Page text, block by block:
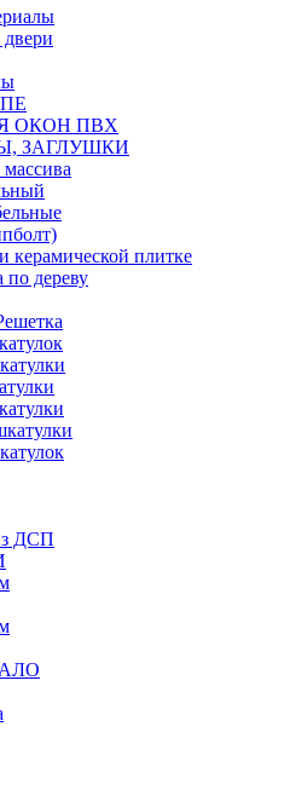
ОКОН ПВХ
ЗАГЛУШКИ
керамической плитке
по дереву
ДСП